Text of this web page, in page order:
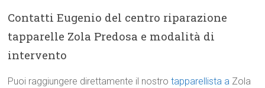
Contatti Eugenio del centro riparazione
tapparelle Zola Predosa e modalità di
intervento
Puoi raggiungere direttamente il nostrotapparellista a Zola